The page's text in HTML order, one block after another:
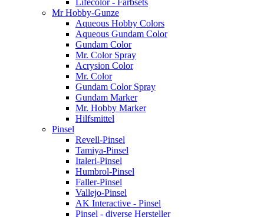
Lifecolor - Farbsets
Mr Hobby-Gunze
Aqueous Hobby Colors
Aqueous Gundam Color
Gundam Color
Mr. Color Spray
Acrysion Color
Mr. Color
Gundam Color Spray
Gundam Marker
Mr. Hobby Marker
Hilfsmittel
Pinsel
Revell-Pinsel
Tamiya-Pinsel
Italeri-Pinsel
Humbrol-Pinsel
Faller-Pinsel
Vallejo-Pinsel
AK Interactive - Pinsel
Pinsel - diverse Hersteller